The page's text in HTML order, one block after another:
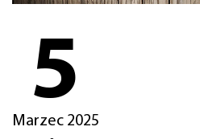
5
Marzec 2025